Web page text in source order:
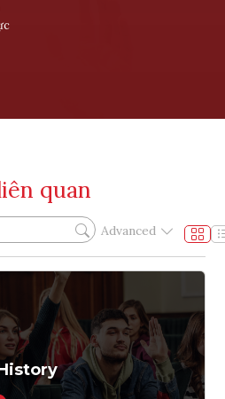
quan
Advanced